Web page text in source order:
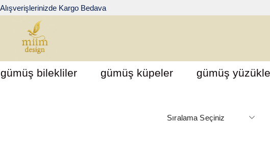
Kargo Bedava
gümüş bilekliler gümüş küpeler gümüş